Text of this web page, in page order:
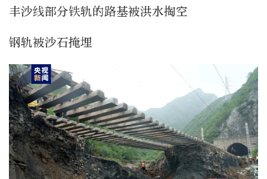
丰沙线部分铁轨的路基被洪水掏空
钢轨被沙石掩埋